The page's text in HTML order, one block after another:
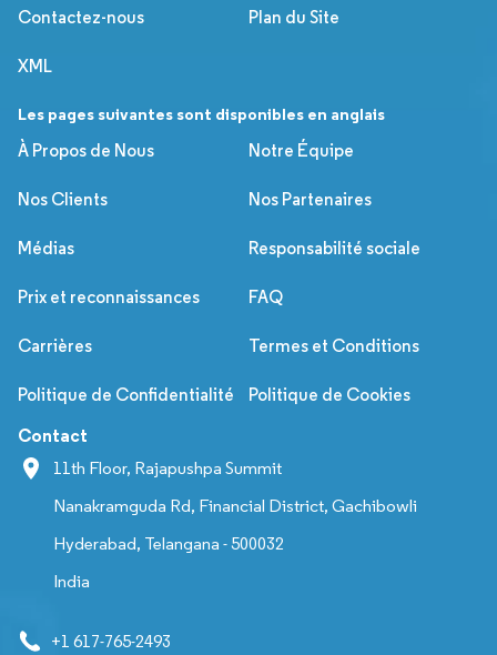
Contactez-nous Plan du Site
XML
Les pages suivantes sont disponibles en anglais
À Propos de Nous
Notre Équipe
Nos Clients Nos Partenaires
Médias Responsabilité sociale
Prix et reconnaissances FAQ
Carrières Termes et Conditions
Politique de Confidentialité Politique de Cookies
Contact
11th Floor, Rajapushpa Summit
Nanakramguda Rd, Financial District, Gachibowli
Hyderabad, Telangana - 500032
India
+1 617-765-2493